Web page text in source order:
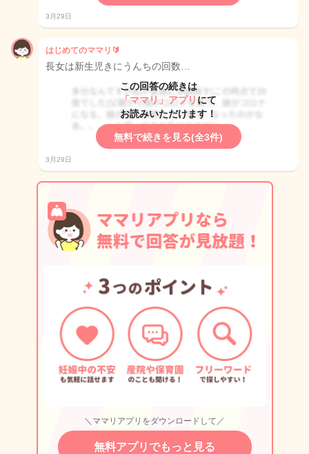
3月29日
はじめてのママリ🔰
長女は新生児きにうんちの回数…
この回答の続きは
「ママリ」アプリ にて
お読みいただけます！
無料で続きを見る(全3件)
3月29日
＼ママリアプリをダウンロードして／
無料アプリでもっと見る